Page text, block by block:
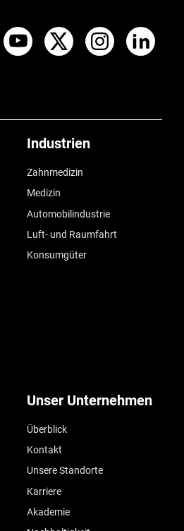
Industrien
Zahnmedizin
Medizin
Automobilindustrie
Luft- und Raumfahrt
Konsumgüter
Unser Unternehmen
Überblick
Kontakt
Unsere Standorte
Karriere
Akademie